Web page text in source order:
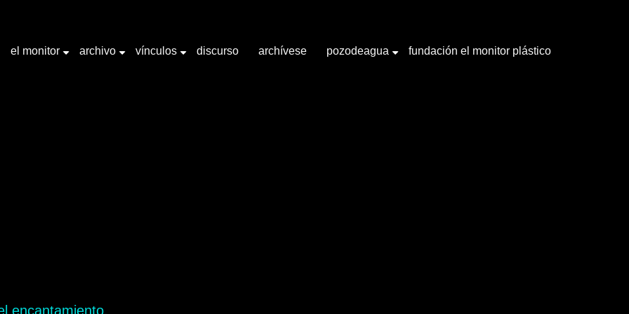
el monitor archivo vínculos discurso archívese pozodeagua fundación el monitor plástico
encantamiento.